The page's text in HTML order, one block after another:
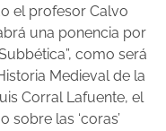
el profesor Calvo
una ponencia por
como será
Medieval de la
Corral Lafuente, el
las ‘coras’